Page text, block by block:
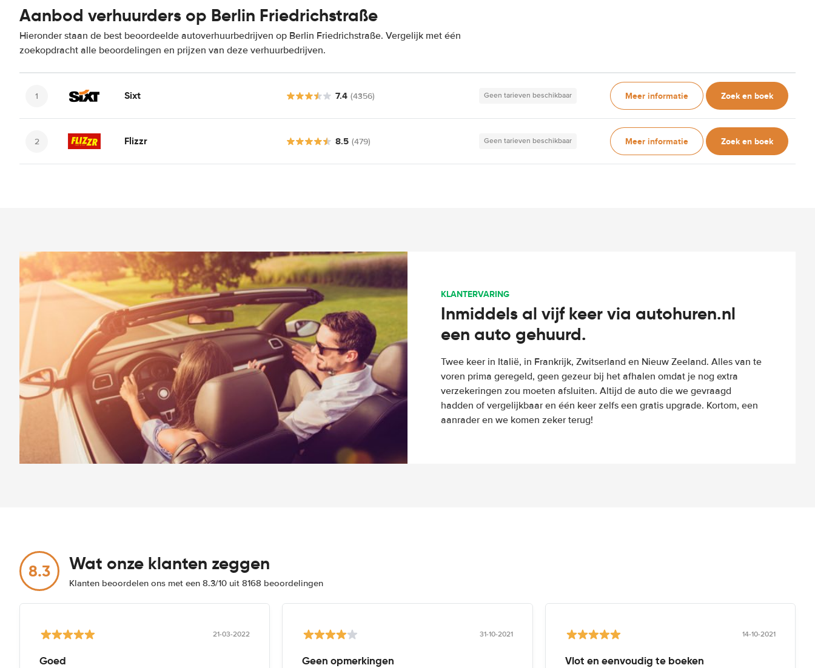
Aanbod verhuurders op Berlin Friedrichstraße
Hieronder staan de best beoordeelde autoverhuurbedrijven op Berlin Friedrichstraße. Vergelijk met één
zoekopdracht alle beoordelingen en prijzen van deze verhuurbedrijven.
Sixt 7.4 (4356) Geen tarieven beschikbaar Meer informatie Zoek en boek
Flizzr 8.5 (479) Geen tarieven beschikbaar Meer informatie Zoek en boek
KLANTERVARING
Inmiddels al vijf keer via autohuren.nl
een auto gehuurd.
Twee keer in Italië, in Frankrijk, Zwitserland en Nieuw Zeeland. Alles van te
voren prima geregeld, geen gezeur bij het afhalen omdat je nog extra
verzekeringen zou moeten afsluiten. Altijd de auto die we gevraagd
hadden of vergelijkbaar en één keer zelfs een gratis upgrade. Kortom, een
aanrader en we komen zeker terug!
8.3 Wat onze klanten zeggen
Klanten beoordelen ons met een 8.3/10 uit 8168 beoordelingen
21-03-2022
Goed
31-10-2021
Geen opmerkingen
14-10-2021
Vlot en eenvoudig te boeken